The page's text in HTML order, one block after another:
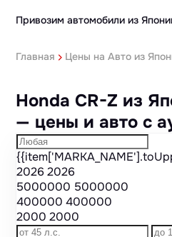
Привозим автомобили из
Главная Цены на Авто из
Honda CR-Z из
— цены и авто с
20262026
5000000 5000000
400000400000
20002000